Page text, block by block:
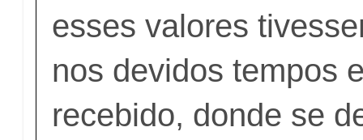
esses valores
nos devidos tempos
recebido, donde se